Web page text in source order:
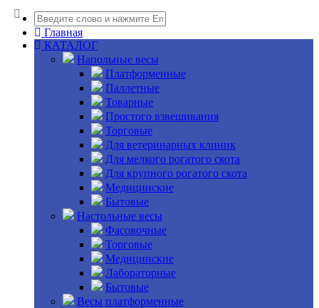
Главная
КАТАЛОГ
Напольные весы
Платформенные
Паллетные
Товарные
Простого взвешивания
Торговые
Для ветеринарных клиник
Для мелкого рогатого скота
Для крупного рогатого скота
Медицинские
Бытовые
Настольные весы
Фасовочные
Торговые
Медицинские
Лабораторные
Бытовые
Весы платформенные